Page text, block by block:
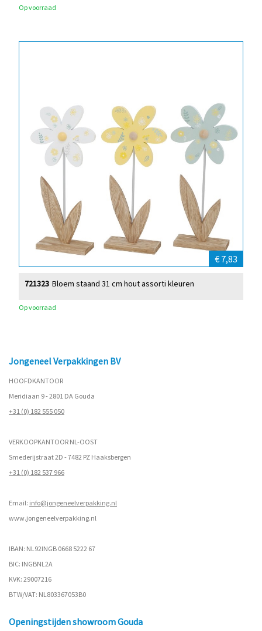
Op voorraad
€ 7,83
Bloem staand 31 cm hout assorti kleuren
721323
Op voorraad
Jongeneel Verpakkingen BV
HOOFDKANTOOR
Meridiaan 9 - 2801 DA Gouda
+31 (0) 182 555 050
VERKOOPKANTOOR NL-OOST
Smederijstraat 2D - 7482 PZ Haaksbergen
+31 (0) 182 537 966
Email: info@jongeneelverpakking.nl
www.jongeneelverpakking.nl
IBAN: NL92INGB 0668 5222 67
BIC: INGBNL2A
KVK: 29007216
BTW/VAT: NL803367053B0
Openingstijden showroom Gouda